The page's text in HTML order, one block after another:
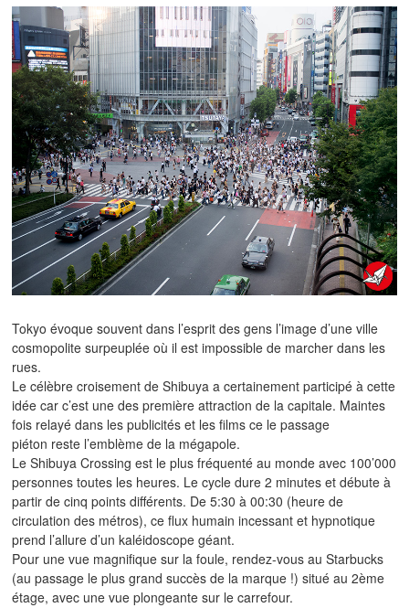
Tokyo évoque souvent dans l’esprit des gens l’image d’une ville
cosmopolite surpeuplée où il est impossible de marcher dans les
rues.
Le célèbre croisement de Shibuya a certainement participé à cette
idée car c’est une des première attraction de la capitale. Maintes
fois relayé dans les publicités et les films ce le passage
piéton reste l’emblème de la mégapole.
Le Shibuya Crossing est le plus fréquenté au monde avec 100’000
personnes toutes les heures. Le cycle dure 2 minutes et débute à
partir de cinq points différents. De 5:30 à 00:30 (heure de
circulation des métros), ce flux humain incessant et hypnotique
prend l’allure d’un kaléidoscope géant.
Pour une vue magnifique sur la foule, rendez-vous au Starbucks
(au passage le plus grand succès de la marque !) situé au 2ème
étage, avec une vue plongeante sur le carrefour.